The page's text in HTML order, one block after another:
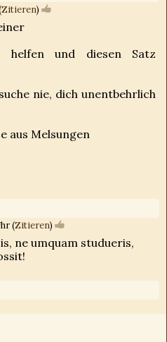
Zitieren)
und diesen Satz
nie, dich unentbehrlich
aus Melsungen
(Zitieren)
ne umquam studueris,